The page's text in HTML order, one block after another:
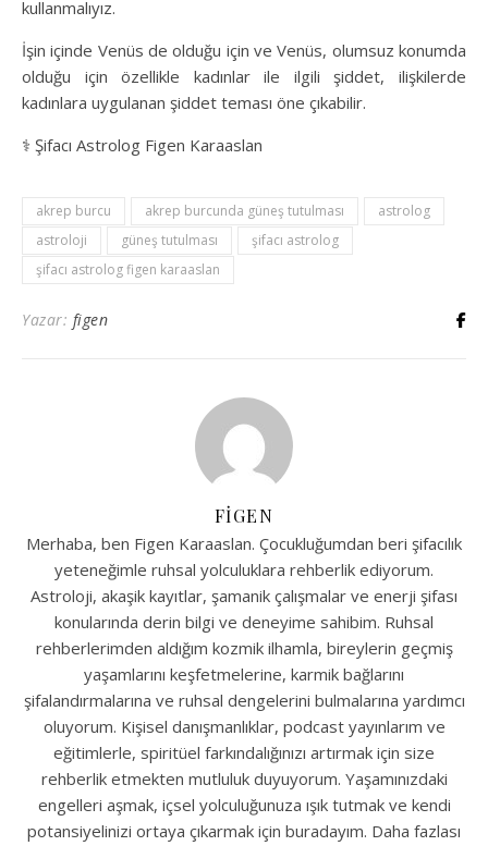
kullanmalıyız.
İşin içinde Venüs de olduğu için ve Venüs, olumsuz konumda
olduğu için özellikle kadınlar ile ilgili şiddet, ilişkilerde
kadınlara uygulanan şiddet teması öne çıkabilir.
⚕️ Şifacı Astrolog Figen Karaaslan
akrep burcu akrep burcunda güneş tutulması
astrolog
astroloji
güneş tutulması
şifacı astrolog
şifacı astrolog figen karaaslan
Yazar: figen
FIGEN
Merhaba, ben Figen Karaaslan. Çocukluğumdan beri şifacılık
yeteneğimle ruhsal yolculuklara rehberlik ediyorum.
Astroloji, akaşik kayıtlar, şamanik çalışmalar ve enerji şifası
konularında derin bilgi ve deneyime sahibim. Ruhsal
rehberlerimden aldığım kozmik ilhamla, bireylerin geçmiş
yaşamlarını keşfetmelerine, karmik bağlarını
şifalandırmalarına ve ruhsal dengelerini bulmalarına yardımcı
oluyorum. Kişisel danışmanlıklar, podcast yayınlarım ve
eğitimlerle, spiritüel farkındalığınızı artırmak için size
rehberlik etmekten mutluluk duyuyorum. Yaşamınızdaki
engelleri aşmak, içsel yolculuğunuza ışık tutmak ve kendi
potansiyelinizi ortaya çıkarmak için buradayım. Daha fazlası